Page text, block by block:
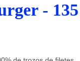
- 135